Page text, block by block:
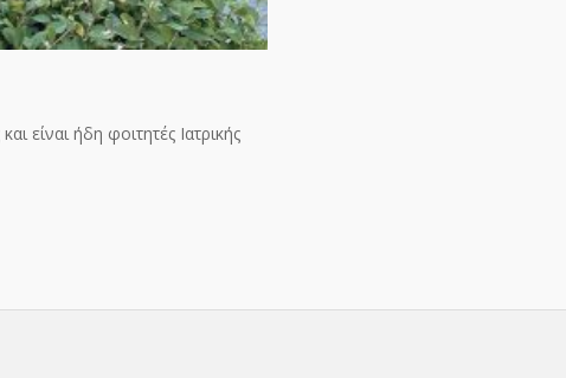
είναι ήδη φοιτητές Ιατρικής